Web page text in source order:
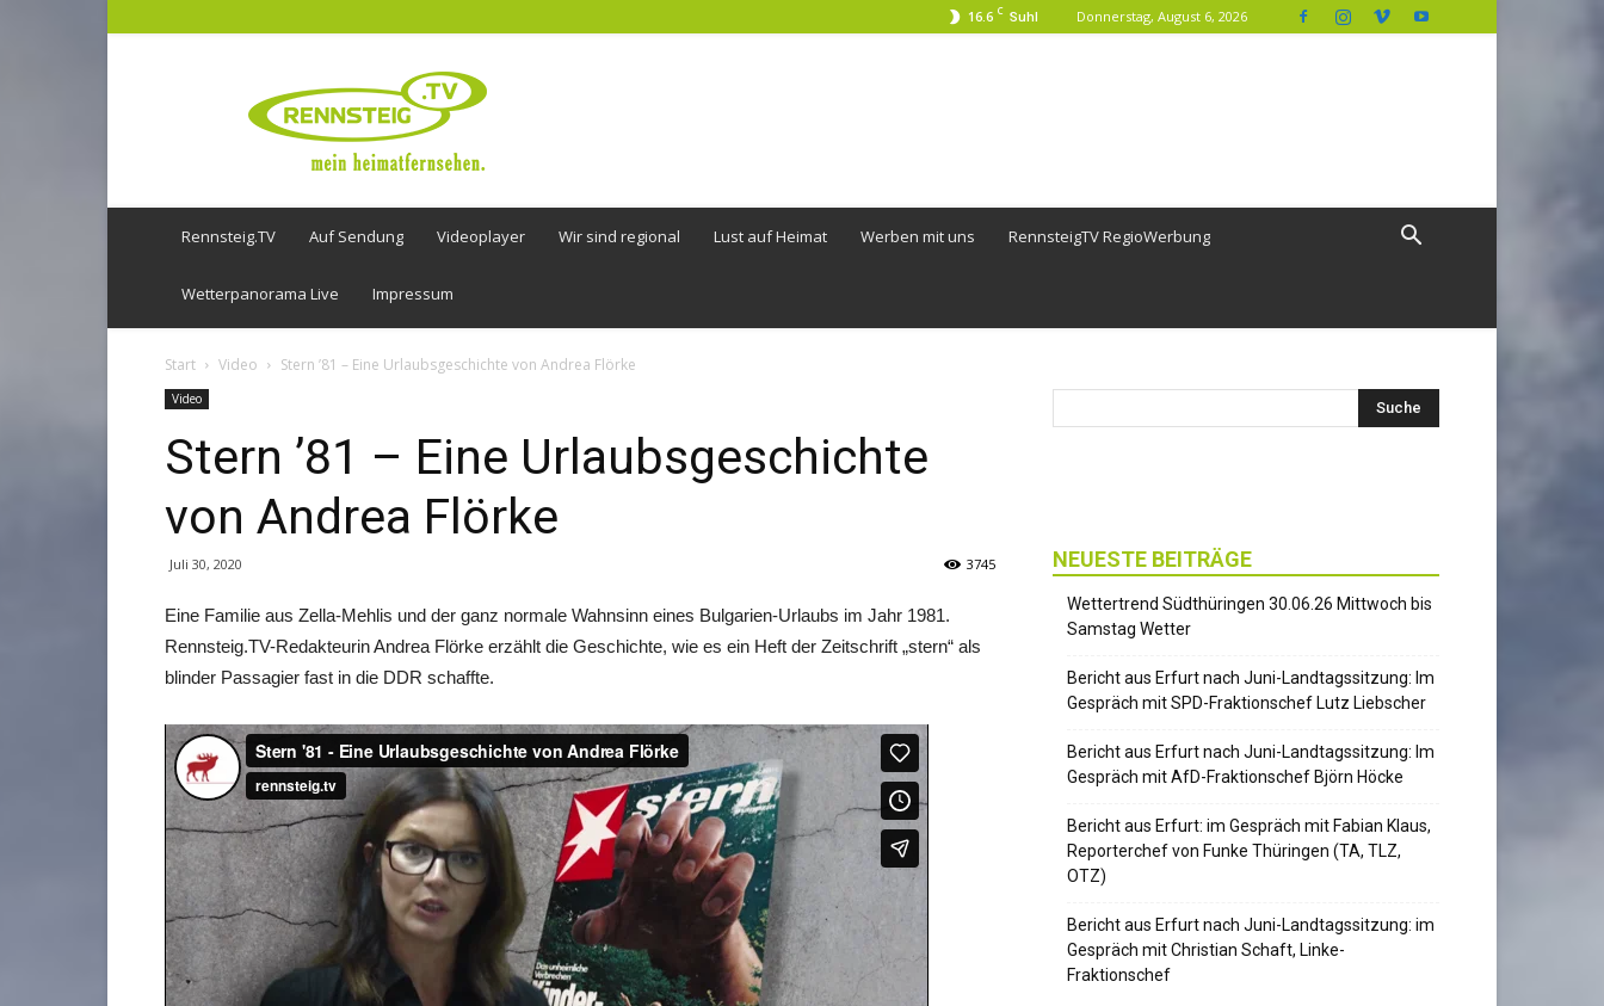
16.6 C Suhl Donnerstag, August 6, 2026
Rennsteig.TV Auf Sendung Videoplayer Wir sind regional Lust auf Heimat Werben mit uns RennsteigTV RegioWerbung
Wetterpanorama Live Impressum
Start Video Stern ’81 – Eine Urlaubsgeschichte von Andrea Flörke
Video
Stern ’81 – Eine Urlaubsgeschichte
von Andrea Flörke
Juli 30, 2020 3745
Eine Familie aus Zella-Mehlis und der ganz normale Wahnsinn eines Bulgarien-Urlaubs im Jahr 1981.
Rennsteig.TV-Redakteurin Andrea Flörke erzählt die Geschichte, wie es ein Heft der Zeitschrift „stern“ als
blinder Passagier fast in die DDR schaffte.
NEUESTE BEITRÄGE
Wettertrend Südthüringen 30.06.26 Mittwoch bis
Samstag Wetter
Bericht aus Erfurt nach Juni-Landtagssitzung: Im
Gespräch mit SPD-Fraktionschef Lutz Liebscher
Bericht aus Erfurt nach Juni-Landtagssitzung: Im
Gespräch mit AfD-Fraktionschef Björn Höcke
Bericht aus Erfurt: im Gespräch mit Fabian Klaus,
Reporterchef von Funke Thüringen (TA, TLZ,
OTZ)
Bericht aus Erfurt nach Juni-Landtagssitzung: im
Gespräch mit Christian Schaft, Linke-
Fraktionschef